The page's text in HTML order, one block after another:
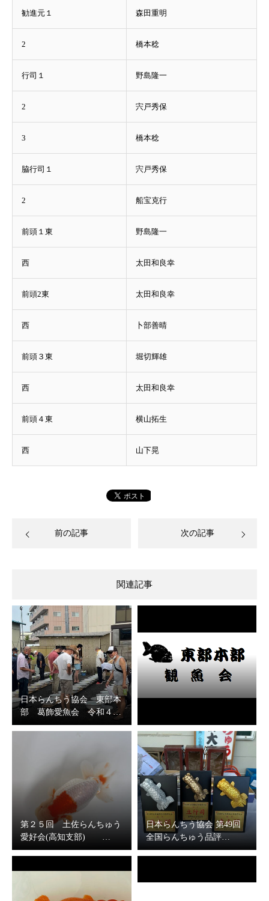
勧進元１ 森田重明
2 橋本稔
行司１ 野島隆一
2 宍戸秀保
3 橋本稔
脇行司１ 宍戸秀保
2 船宝克行
前頭１東 野島隆一
西 太田和良幸
前頭2東 太田和良幸
西 卜部善晴
前頭３東 堀切輝雄
西 太田和良幸
前頭４東 横山拓生
西 山下晃
前の記事 次の記事
関連記事
日本らんちう協会 東部本
部 葛飾愛魚会 令和４…
第２５回 土佐らんちゅう
愛好会(高知支部) …
日本らんちう協会 第49回
全国らんちゅう品評…